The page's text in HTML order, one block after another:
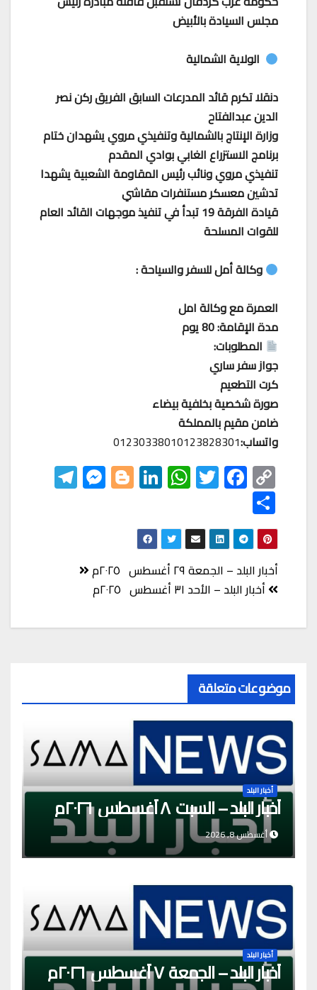
مجلس السيادة بالأبيض
الولاية الشمالية
دنقلا تكرم قائد المدرعات السابق الفريق ركن نصر
الدين عبدالفتاح
وزارة الإنتاج بالشمالية وتنفيذي مروي يشهدان ختام
برنامج الاستزراع الغابي بوادي المقدم
تنفيذي مروي ونائب رئيس المقاومة الشعبية يشهدا
تدشين معسكر مستنفرات مقاشي
قيادة الفرقة 19 تبدأ في تنفيذ موجهات القائد العام
للقوات المسلحة
وكالة أمل للسفر والسياحة :
العمرة مع وكالة امل
مدة الإقامة: 80 يوم
المطلوبات:
جواز سفر ساري
كرت التطعيم
صورة شخصية بخلفية بيضاء
ضامن مقيم بالمملكة
واتساب:01230338010123828301
C
o
p
y
Li
nk
F
ac
eb
o
o
k
T
wi
tt
er
W
h
at
s
A
p
Li
nk
ed
In
Bl
o
M
es
ge
S
h
ar
e
تصفّح
المقالات
أخبار البلد – الجمعة ٢٩ أغسطس ٢٠٢٥م
أخبار البلد – الأحد ٣١ أغسطس ٢٠٢٥م
موضوعات متعلقة
أخبار البلد
أخبار البلد – السبت ٨ أغسطس ٢٠٢٦م
أغسطس 8, 2026
أخبار البلد
أخبار البلد – الجمعة ٧ أغسطس ٢٠٢٦م